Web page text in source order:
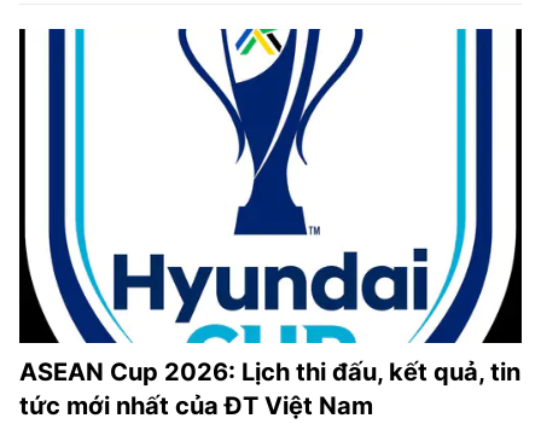
ASEAN Cup 2026: Lịch thi đấu, kết quả, tin
tức mới nhất của ĐT Việt Nam